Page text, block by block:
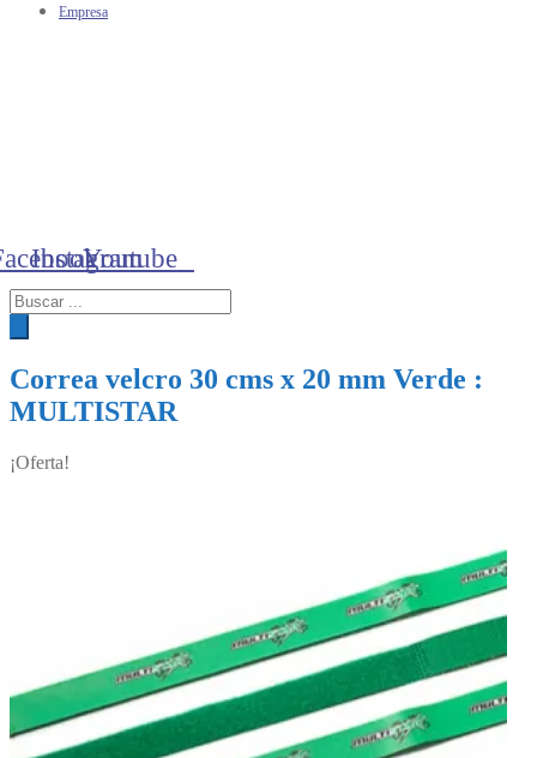
Empresa
Instagram
Youtube
Búsqueda
de
productos
Correa velcro 30 cms x 20 mm Verde :
MULTISTAR
¡Oferta!